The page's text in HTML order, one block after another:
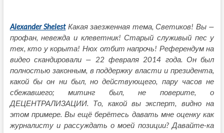
Alexander ShelestКакая заезженная тема, Светиков! Вы —
профан, невежда и клеветник! Старый служивый песу
тех, кто у корыта! Нюх отбит напрочь! Референдум на
видео скандировали — 22 февраля 2014 года. Он был
полностью законным, в поддержку власти и президента,
какой бы он ни был, но действующего, пару часов не
сбежавшего; митинг был, не поверите, о
ДЕЦЕНТРАЛИЗАЦИИ. То, какой вы эксперт, видно на
этом примере. Вы ещё берётесь давать мне оценку как
журналисту и рассуждать о моей позиции? Давайте-ка